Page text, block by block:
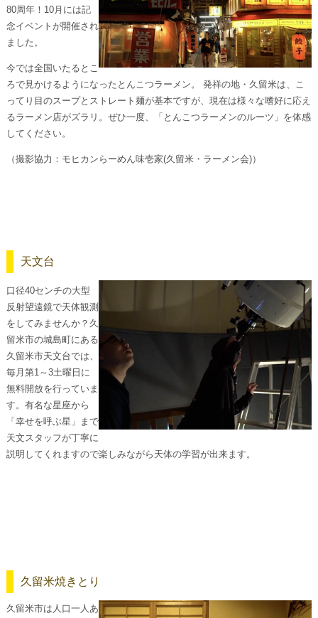
80周年！10月には記
念イベントが開催され
ました。
今では全国いたるとこ
ろで見かけるようになったとんこつラーメン。 発祥の地・久留米は、こ
ってり目のスープとストレート麺が基本ですが、現在は様々な嗜好に応え
るラーメン店がズラリ。ぜひ一度、「とんこつラーメンのルーツ」を体感
してください。
（撮影協力：モヒカンらーめん味壱家(久留米・ラーメン会)）
天文台
口径40センチの大型
反射望遠鏡で天体観測
をしてみませんか？久
留米市の城島町にある
久留米市天文台では、
毎月第1～3土曜日に
無料開放を行っていま
す。有名な星座から
「幸せを呼ぶ星」まで
天文スタッフが丁寧に
説明してくれますので楽しみながら天体の学習が出来ます。
久留米焼きとり
久留米市は人口一人あ